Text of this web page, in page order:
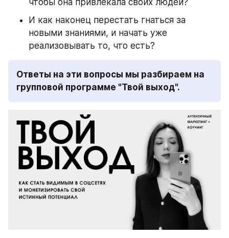
И как наконец перестать гнаться за
новыми знаниями, и начать уже
реализовывать то, что есть?
Ответы на эти вопросы мы разбираем на
групповой программе "Твой выход".